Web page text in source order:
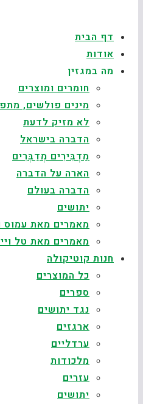
דף הבית
אודות
מה במגזין
חומרים ומוצרים
מינים פולשים,
לא מזיק לדעת
הדברה בישראל
מַדְבִּירִים מְדַבְּרִים
הארה על הדברה
הדברה בעולם
יתושים
מאמרים מאת עמוס
מאמרים מאת טל
חנות קוטיקולה
כל המוצרים
ספרים
נגד יתושים
ארגזים
ערדליים
מלכודות
עזרים
יתושים